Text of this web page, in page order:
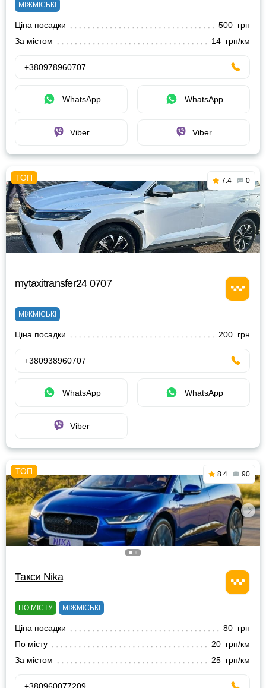
МІЖМІСЬКІ
Ціна посадки
500 грн
За містом
14 грн/км
+380978960707
WhatsApp WhatsApp
Viber Viber
7.4 0
mytaxitransfer24 0707
МІЖМІСЬКІ
Ціна посадки 200 грн
+380938960707
WhatsApp WhatsApp
Viber
8.4 90
Такси Nika
ПО МІСТУ МІЖМІСЬКІ
Ціна посадки
80 грн
По місту
20 грн/км
За містом
25 грн/км